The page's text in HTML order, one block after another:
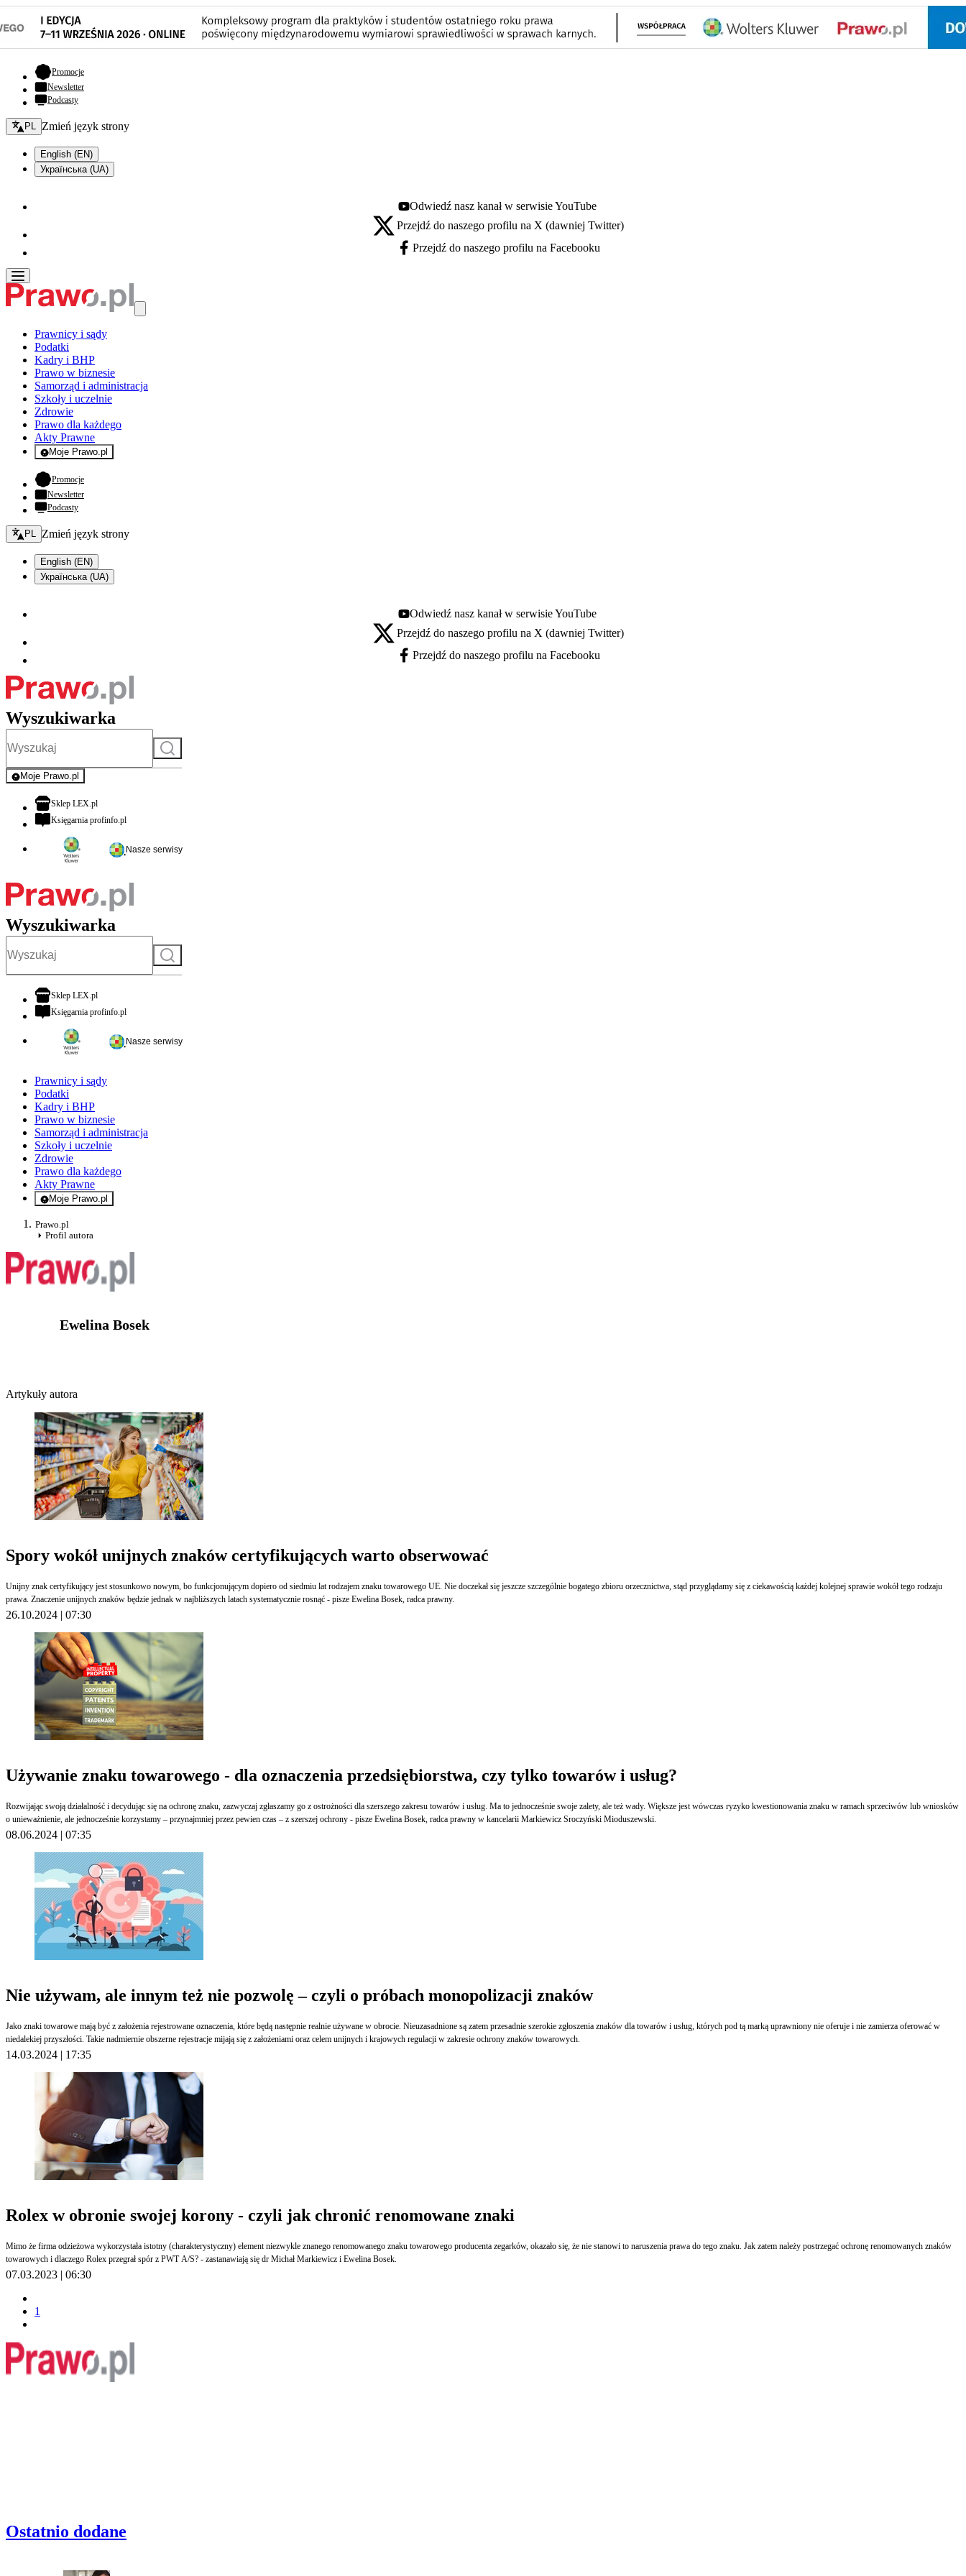
Promocje- otwiera się w nowej karcie
Newsletter
Podcasty
Zmień język - bieżący:
PL Zmień język strony
English (EN)
Українська (UA)
Youtube - otwiera się w nowej karcie
Odwiedź nasz kanał w serwisie YouTube
X - otwiera się w nowej karcie
Przejdź do naszego profilu na X (dawniej Twitter)
Facebook - otwiera się w nowej karcie
Przejdź do naszego profilu na Facebooku
Prawnicy i sądy
Podatki
Kadry i BHP
Prawo w biznesie
Samorząd i administracja
Szkoły i uczelnie
Zdrowie
Prawo dla każdego
Akty Prawne
Moje Prawo.pl
- rejestracja i logowanie do serwisu
Promocje- otwiera się w nowej karcie
Newsletter
Podcasty
Zmień język - bieżący:
PL Zmień język strony
English (EN)
Українська (UA)
Youtube - otwiera się w nowej karcie
Odwiedź nasz kanał w serwisie YouTube
X - otwiera się w nowej karcie
Przejdź do naszego profilu na X (dawniej Twitter)
Facebook - otwiera się w nowej karcie
Przejdź do naszego profilu na Facebooku
Wyszukiwarka
Szukaj
Moje Prawo.pl
- rejestracja i logowanie do serwisu
Sklep LEX.plotwiera się w nowej karcie
Księgarnia profinfo.plotwiera się w nowej karcie
Nasze serwisy
Wyszukiwarka
Szukaj
Sklep LEX.plotwiera się w nowej karcie
Księgarnia profinfo.plotwiera się w nowej karcie
Nasze serwisy
Prawnicy i sądy
Podatki
Kadry i BHP
Prawo w biznesie
Samorząd i administracja
Szkoły i uczelnie
Zdrowie
Prawo dla każdego
Akty Prawne
Moje Prawo.pl
- rejestracja i logowanie do serwisu
Prawo.pl
Profil autora
Ewelina Bosek
Artykuły autora
Spory wokół unijnych znaków certyfikujących warto obserwować
Unijny znak certyfikujący jest stosunkowo nowym, bo funkcjonującym dopiero od siedmiu lat rodzajem znaku towarowego UE. Nie doczekał się jeszcze szczególnie bogatego zbioru orzecznictwa, stąd przyglądamy się z ciekawością każdej kolejnej sprawie wokół tego rodzaju
prawa. Znaczenie unijnych znaków będzie jednak w najbliższych latach systematycznie rosnąć - pisze Ewelina Bosek, radca prawny.
26.10.2024 | 07:30
Używanie znaku towarowego - dla oznaczenia przedsiębiorstwa, czy tylko towarów i usług?
Rozwijając swoją działalność i decydując się na ochronę znaku, zazwyczaj zgłaszamy go z ostrożności dla szerszego zakresu towarów i usług. Ma to jednocześnie swoje zalety, ale też wady. Większe jest wówczas ryzyko kwestionowania znaku w ramach sprzeciwów lub wniosków
o unieważnienie, ale jednocześnie korzystamy – przynajmniej przez pewien czas – z szerszej ochrony - pisze Ewelina Bosek, radca prawny w kancelarii Markiewicz Sroczyński Mioduszewski.
08.06.2024 | 07:35
Nie używam, ale innym też nie pozwolę – czyli o próbach monopolizacji znaków
Jako znaki towarowe mają być z założenia rejestrowane oznaczenia, które będą następnie realnie używane w obrocie. Nieuzasadnione są zatem przesadnie szerokie zgłoszenia znaków dla towarów i usług, których pod tą marką uprawniony nie oferuje i nie zamierza oferować w
niedalekiej przyszłości. Takie nadmiernie obszerne rejestracje mijają się z założeniami oraz celem unijnych i krajowych regulacji w zakresie ochrony znaków towarowych.
14.03.2024 | 17:35
Rolex w obronie swojej korony - czyli jak chronić renomowane znaki
Mimo że firma odzieżowa wykorzystała istotny (charakterystyczny) element niezwykle znanego renomowanego znaku towarowego producenta zegarków, okazało się, że nie stanowi to naruszenia prawa do tego znaku. Jak zatem należy postrzegać ochronę renomowanych znaków
towarowych i dlaczego Rolex przegrał spór z PWT A/S? - zastanawiają się dr Michał Markiewicz i Ewelina Bosek.
07.03.2023 | 06:30
1
Ostatnio dodane